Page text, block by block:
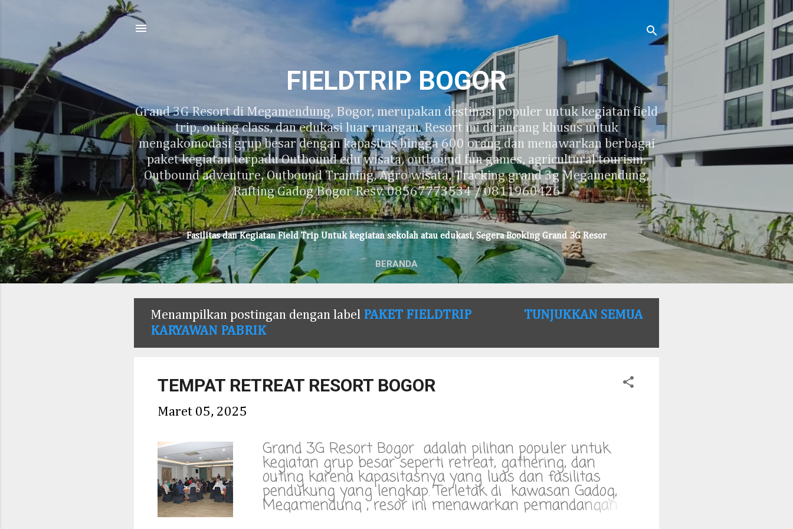
Langsung ke konten utama
FIELDTRIP BOGOR
Grand 3G Resort di Megamendung, Bogor, merupakan destinasi populer untuk kegiatan field
trip, outing class, dan edukasi luar ruangan. Resort ini dirancang khusus untuk
mengakomodasi grup besar dengan kapasitas hingga 600 orang dan menawarkan berbagai
paket kegiatan terpadu Outbound edu wisata, outbound fun games, agricultural tourism,
Outbound adventure, Outbound Training, Agro wisata, Tracking grand 3g Megamendung,
Rafting Gadog Bogor Resv. 08567773534 / 0811960426
Fasilitas dan Kegiatan Field Trip Untuk kegiatan sekolah atau edukasi, Segera Booking Grand 3G Resor
BERANDA
Menampilkan postingan dengan label PAKET FIELDTRIP
KARYAWAN PABRIK
TUNJUKKAN SEMUA
TEMPAT RETREAT RESORT BOGOR
Maret 05, 2025
Grand 3G Resort Bogor adalah pilihan populer untuk
kegiatan grup besar seperti retreat, gathering, dan
outing karena kapasitasnya yang luas dan fasilitas
pendukung yang lengkap. Terletak di kawasan Gadog,
Megamendung , resor ini menawarkan pemandangan
tiga gunung sekaligus (Gunung Salak, Pangrango, dan